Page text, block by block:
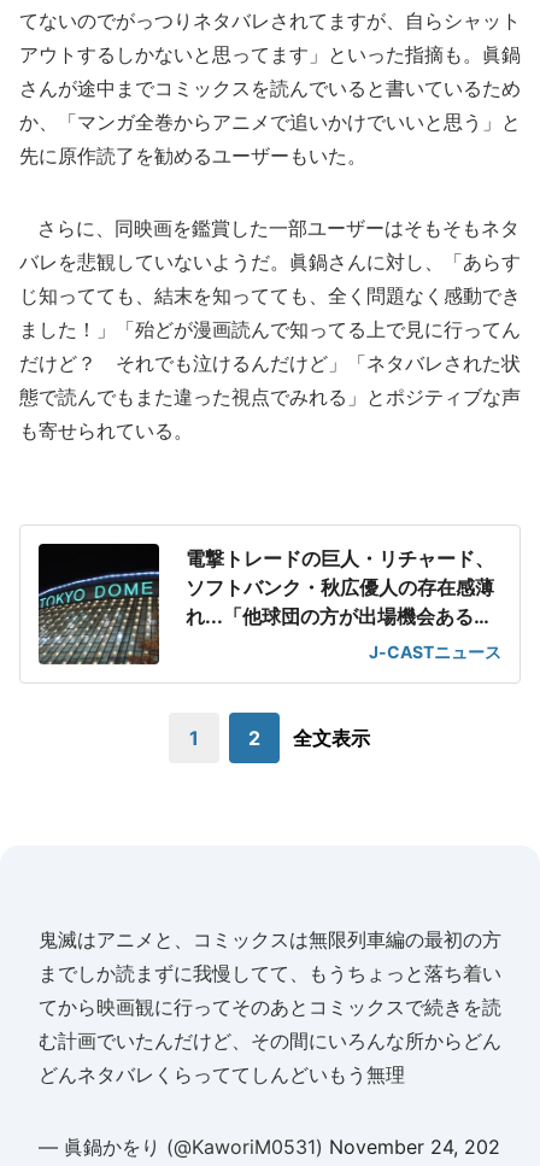
てないのでがっつりネタバレされてますが、自らシャット
アウトするしかないと思ってます」といった指摘も。眞鍋
さんが途中までコミックスを読んでいると書いているため
か、「マンガ全巻からアニメで追いかけでいいと思う」と
先に原作読了を勧めるユーザーもいた。
さらに、同映画を鑑賞した一部ユーザーはそもそもネタ
バレを悲観していないようだ。眞鍋さんに対し、「あらす
じ知ってても、結末を知ってても、全く問題なく感動でき
ました！」「殆どが漫画読んで知ってる上で見に行ってん
だけど？ それでも泣けるんだけど」「ネタバレされた状
態で読んでもまた違った視点でみれる」とポジティブな声
も寄せられている。
電撃トレードの巨人・リチャード、
ソフトバンク・秋広優人の存在感薄
れ...「他球団の方が出場機会ある」
J-CASTニュース
1 2 全文表示
鬼滅はアニメと、コミックスは無限列車編の最初の方
までしか読まずに我慢してて、もうちょっと落ち着い
てから映画観に行ってそのあとコミックスで続きを読
む計画でいたんだけど、その間にいろんな所からどん
どんネタバレくらっててしんどいもう無理
— 眞鍋かをり (@KaworiM0531) November 24, 202